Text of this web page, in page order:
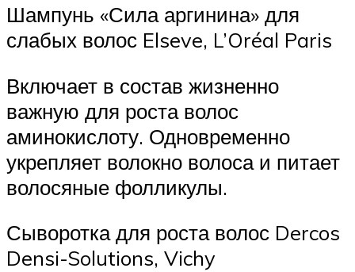
Шампунь «Сила аргинина» для
слабых волос Elseve, L’Oréal Paris
Включает в состав жизненно
важную для роста волос
аминокислоту. Одновременно
укрепляет волокно волоса и питает
волосяные фолликулы.
Сыворотка для роста волос Dercos
Densi-Solutions, Vichy